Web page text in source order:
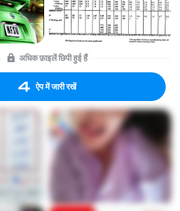
अधिक फ़ाइलें छिपी हुई हैं
ऐप में जारी रखें